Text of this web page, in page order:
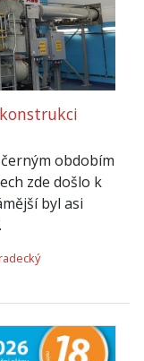
obdobím
zde došlo k
byl asi